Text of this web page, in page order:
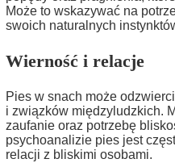
Może to wskazywać na
swoich naturalnych
Wierność i relacje
Pies w snach może
i związków międzyludzkich.
zaufanie oraz potrzebę
psychoanalizie pies jest
relacji z bliskimi osobami.